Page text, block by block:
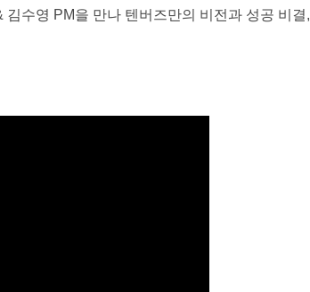
수영 PM을 만나 텐버즈만의 비전과 성공 비결,